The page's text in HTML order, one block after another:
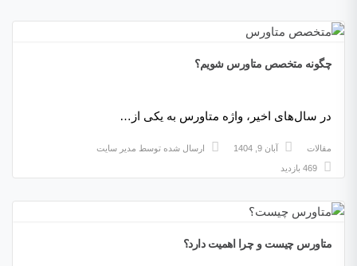
چگونه متخصص متاورس شویم؟
در سال‌های اخیر، واژه متاورس به یکی از…
مقالات آبان 9, 1404 ارسال شده توسط مدیر سایت
متاورس چیست و چرا اهمیت دارد؟